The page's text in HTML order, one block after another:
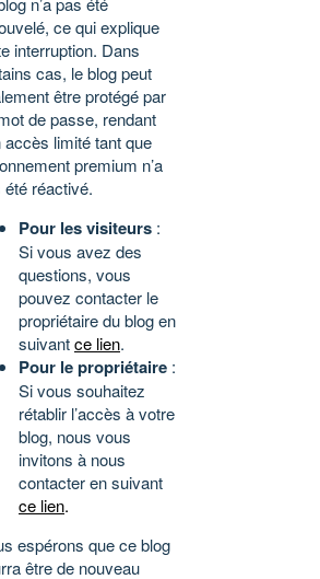
ce qui explique
interruption. Dans
cas, le blog peut
être protégé par
de passe, rendant
accès limité tant que
premium n’a
été réactivé.
Pour les visiteurs :
Si vous avez des
questions, vous
pouvez contacter le
propriétaire du blog en
suivantce lien.
Pour le propriétaire :
Si vous souhaitez
rétablir l’accès à votre
blog, nous vous
invitons à nous
contacter en suivant
ce lien.
espérons que ce blog
être de nouveau